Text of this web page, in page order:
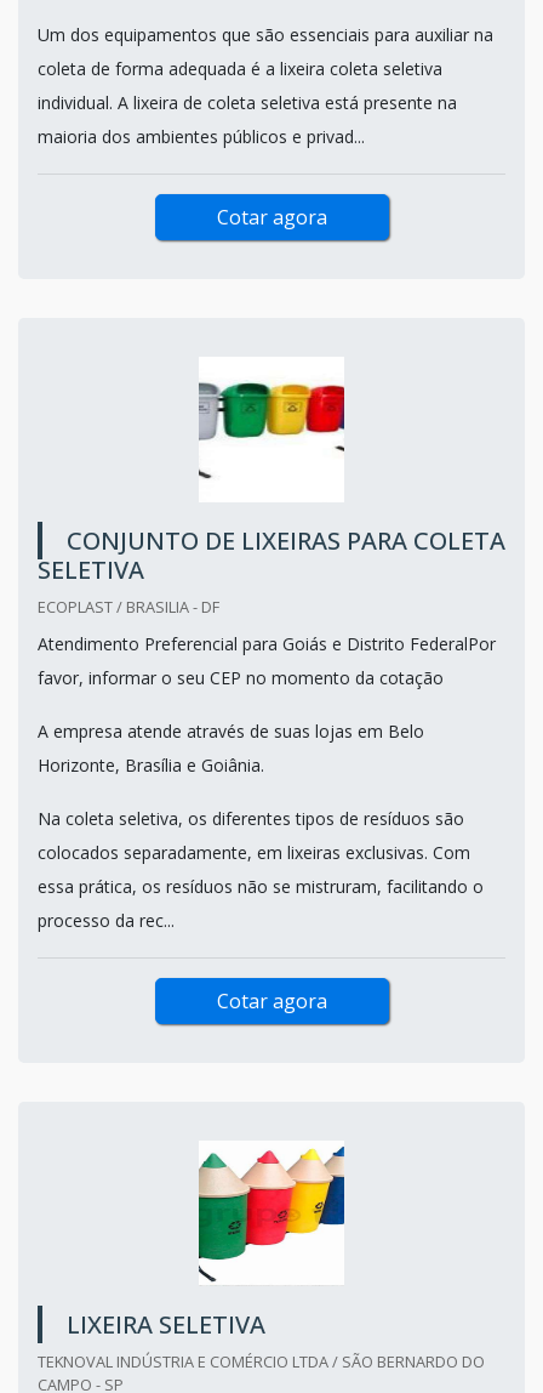
Um dos equipamentos que são essenciais para auxiliar na
coleta de forma adequada é a lixeira coleta seletiva
individual. A lixeira de coleta seletiva está presente na
maioria dos ambientes públicos e privad...
Cotar agora
CONJUNTO DE LIXEIRAS PARA COLETA
SELETIVA
ECOPLAST / BRASILIA - DF
Atendimento Preferencial para Goiás e Distrito FederalPor
favor, informar o seu CEP no momento da cotação
A empresa atende através de suas lojas em Belo
Horizonte, Brasília e Goiânia.
Na coleta seletiva, os diferentes tipos de resíduos são
colocados separadamente, em lixeiras exclusivas. Com
essa prática, os resíduos não se mistruram, facilitando o
processo da rec...
Cotar agora
LIXEIRA SELETIVA
TEKNOVAL INDÚSTRIA E COMÉRCIO LTDA / SÃO BERNARDO DO
CAMPO - SP